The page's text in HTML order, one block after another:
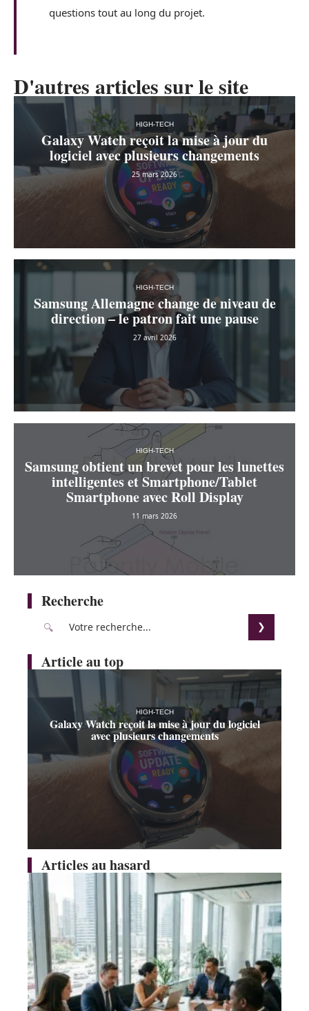
questions tout au long du projet.
D'autres articles sur le site
HIGH-TECH
Galaxy Watch reçoit la mise à jour du
logiciel avec plusieurs changements
25 mars 2026
HIGH-TECH
Samsung Allemagne change de niveau de
direction – le patron fait une pause
27 avril 2026
HIGH-TECH
Samsung obtient un brevet pour les lunettes
intelligentes et Smartphone/Tablet
Smartphone avec Roll Display
11 mars 2026
Recherche
Article au top
HIGH-TECH
Galaxy Watch reçoit la mise à jour du logiciel
avec plusieurs changements
Articles au hasard